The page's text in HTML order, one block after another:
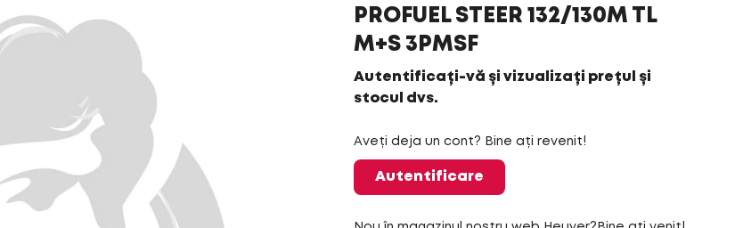
PROFUEL STEER 132/130M TL
M+S 3PMSF
Autentificați-vă și vizualizați prețul și
stocul dvs.
Aveți deja un cont? Bine ați revenit!
Autentificare